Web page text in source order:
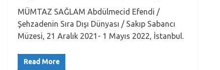
MÜMTAZ SAĞLAM Abdülmecid Efendi /
Şehzadenin Sıra Dışı Dünyası / Sakıp Sabancı
Müzesi, 21 Aralık 2021- 1 Mayıs 2022, İstanbul.
Read More